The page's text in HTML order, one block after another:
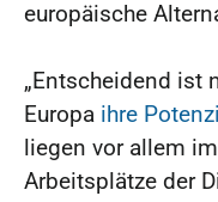
europäische
„Entscheidend ist
Europa ihre
liegen vor allem
Arbeitsplätze der